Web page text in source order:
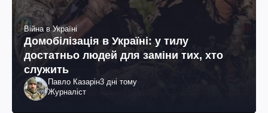
Війна в Україні
Домобілізація в Україні: у тилу
достатньо людей для заміни тих, хто
служить
Павло Казарін3 дні тому
Журналіст